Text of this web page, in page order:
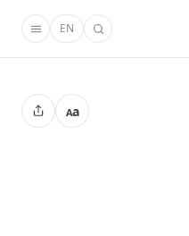
EN
Aa